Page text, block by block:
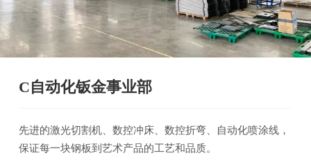
C自动化钣金事业部
先进的激光切割机、数控冲床、数控折弯、自动化喷涂线，
保证每一块钢板到艺术产品的工艺和品质。